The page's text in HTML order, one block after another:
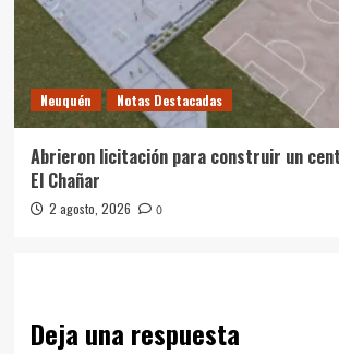
Neuquén Notas Destacadas
Abrieron licitación para construir un
El Chañar
2 agosto, 2026 0
Deja una respuesta